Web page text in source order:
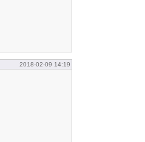
2018-02-09 14:19